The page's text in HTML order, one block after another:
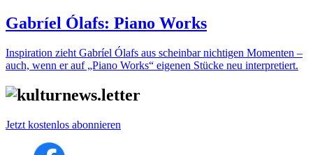
Gabríel Ólafs: Piano Works
Inspiration zieht Gabríel Ólafs aus scheinbar nichtigen Momenten –
auch, wenn er auf „Piano Works“ eigenen Stücke neu interpretiert.
Jetzt kostenlos abonnieren